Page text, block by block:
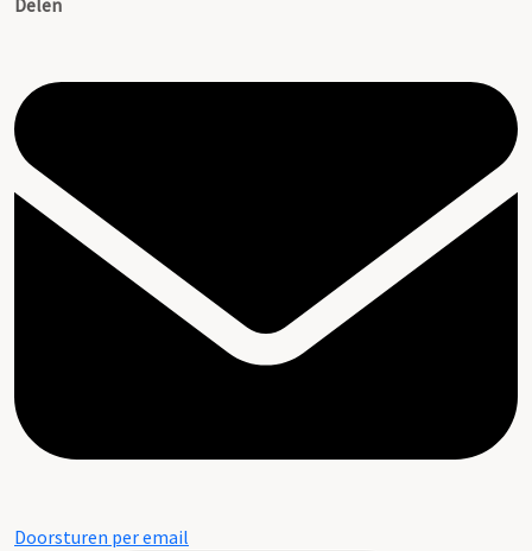
Delen
Doorsturen per email